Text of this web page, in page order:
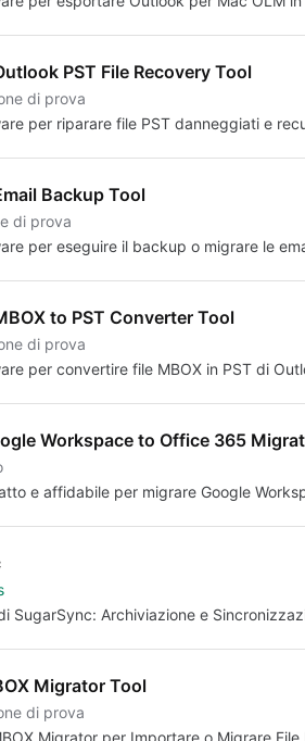
PST File Recovery Tool
di prova
per riparare file PST danneggiati e
Backup Tool
di prova
per eseguire il backup o migrare le
to PST Converter Tool
di prova
per convertire file MBOX in PST di
Workspace to Office 365
e affidabile per migrare Google
SugarSync: Archiviazione e
Migrator Tool
di prova
Migrator per Importare o Migrare File